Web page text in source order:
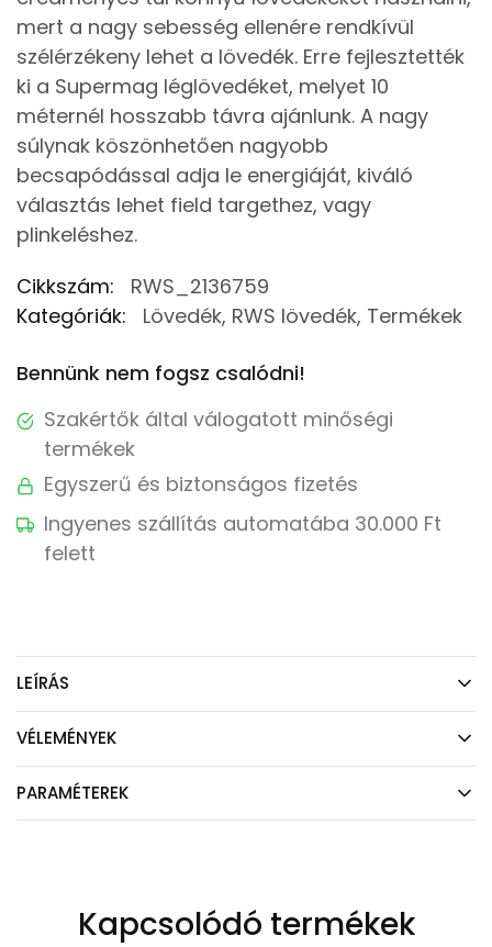
mert a nagy sebesség ellenére rendkívül
szélérzékeny lehet a lövedék. Erre fejlesztették
ki a Supermag léglövedéket, melyet 10
méternél hosszabb távra ajánlunk. A nagy
súlynak köszönhetően nagyobb
becsapódással adja le energiáját, kiváló
választás lehet field targethez, vagy
plinkeléshez.
Cikkszám:
RWS_2136759
Kategóriák:
Lövedék, RWS lövedék, Termékek
Bennünk nem fogsz csalódni!
Szakértők által válogatott minőségi
termékek
Egyszerű és biztonságos fizetés
Ingyenes szállítás automatába 30.000 Ft
felett
LEÍRÁS
VÉLEMÉNYEK
PARAMÉTEREK
Kapcsolódó termékek